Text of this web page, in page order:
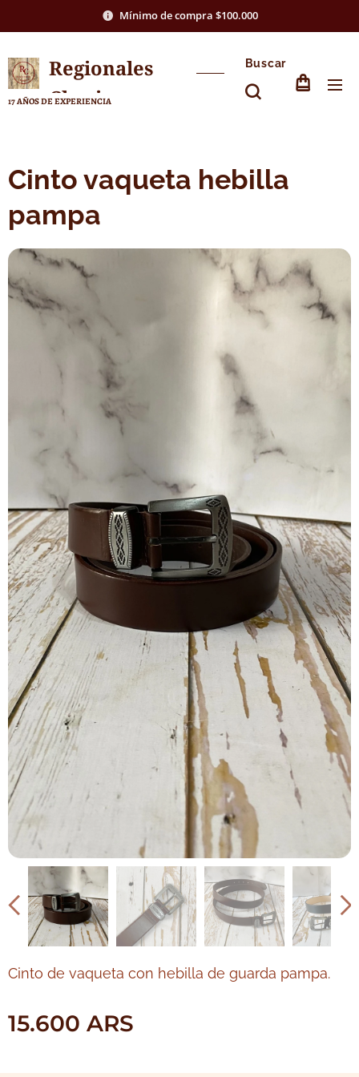
Mínimo de compra $100.000
Regionales
Chasico
17 AÑOS DE EXPERIENCIA
Buscar
Cinto vaqueta hebilla
pampa
Cinto de vaqueta con hebilla de guarda pampa.
15.600 ARS